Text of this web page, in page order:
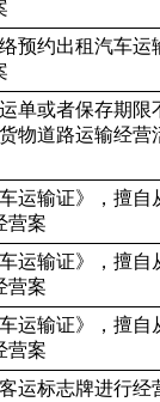
预约出租汽车运
单或者保存期限
物道路运输经营
运输证》，擅自
营案
运输证》，擅自
营案
运输证》，擅自
营案
运标志牌进行经